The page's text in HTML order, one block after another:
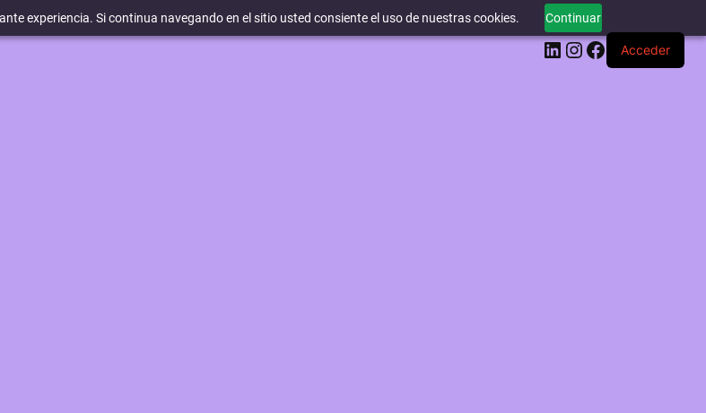
experiencia. Si continua navegando en el sitio usted consiente el uso de nuestras cookies. Continuar
LinkedIn
Instagram
Facebook
Acceder